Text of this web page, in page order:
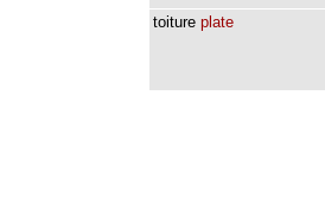
toiture plate